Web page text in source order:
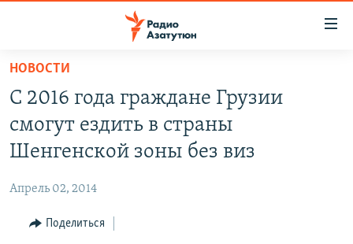
Перейти
основному
содержанию
Перейти
основной
навигации
Перейти
ПОЛИТИКА
ЭКОНОМИКА
РЕГИОН
НОВОСТИ
С 2016 года граждане Грузии
смогут ездить в страны
Шенгенской зоны без виз
Апрель 02, 2014
Поделиться